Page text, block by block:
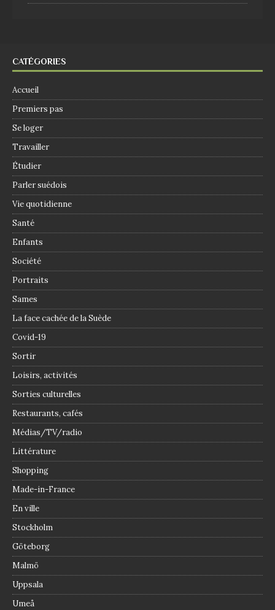
CATÉGORIES
Accueil
Premiers pas
Se loger
Travailler
Étudier
Parler suédois
Vie quotidienne
Santé
Enfants
Société
Portraits
Sames
La face cachée de la Suède
Covid-19
Sortir
Loisirs, activités
Sorties culturelles
Restaurants, cafés
Médias/TV/radio
Littérature
Shopping
Made-in-France
En ville
Stockholm
Göteborg
Malmö
Uppsala
Umeå